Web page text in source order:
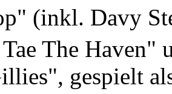
(inkl. Davy
The Haven"
gespielt